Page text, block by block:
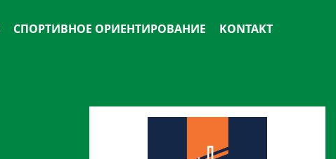
СПОРТИВНОЕ ОРИЕНТИРОВАНИЕ KONTAKT